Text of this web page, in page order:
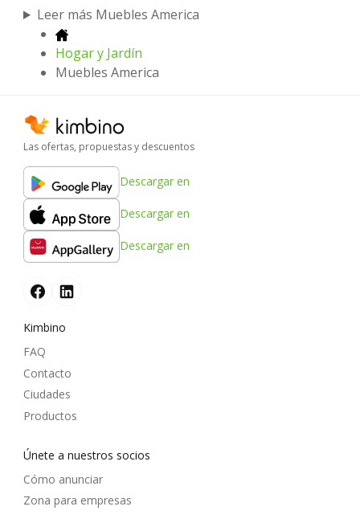
Leer más Muebles America
Hogar y Jardín
Muebles America
Las ofertas, propuestas y descuentos
Descargar en
Descargar en
Descargar en
Kimbino
FAQ
Contacto
Ciudades
Productos
Únete a nuestros socios
Cómo anunciar
Zona para empresas